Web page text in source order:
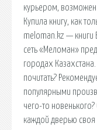
курьером,
Купила книгу, как
meloman.kz — книги
сеть «Меломан»
городах
почитать?
популярными
чего-то
каждой дверью своя